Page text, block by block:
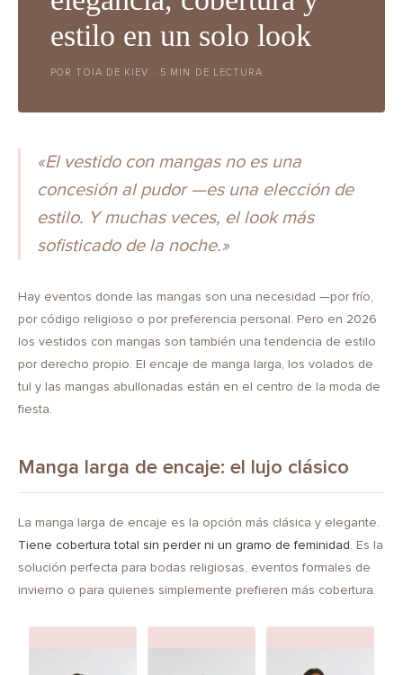
estilo en un solo look
POR TOIA DE KIEV · 5 MIN DE LECTURA
«El vestido con mangas no es una
concesión al pudor —es una elección de
estilo. Y muchas veces, el look más
sofisticado de la noche.»
Hay eventos donde las mangas son una necesidad —por frío,
por código religioso o por preferencia personal. Pero en 2026
los vestidos con mangas son también una tendencia de estilo
por derecho propio. El encaje de manga larga, los volados de
tul y las mangas abullonadas están en el centro de la moda de
fiesta.
Manga larga de encaje: el lujo clásico
La manga larga de encaje es la opción más clásica y elegante.
Tiene cobertura total sin perder ni un gramo de feminidad. Es la
solución perfecta para bodas religiosas, eventos formales de
invierno o para quienes simplemente prefieren más cobertura.